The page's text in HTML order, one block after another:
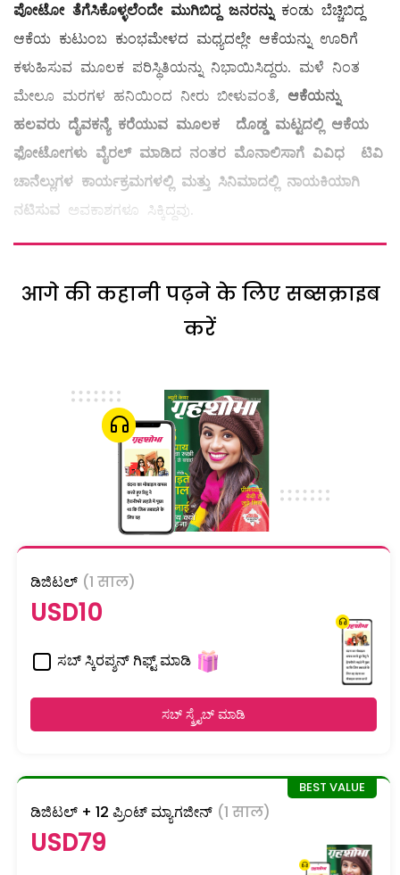
ಪೋಟೋ ತೆಗೆಸಿಕೊಳ್ಳಲೆಂದೇ ಮುಗಿಬಿದ್ದ ಜನರನ್ನುಕಂಡು ಬೆಚ್ಚಿಬಿದ್ದ
ಆಕೆಯ ಕುಟುಂಬ ಕುಂಭಮೇಳದ ಮಧ್ಯದಲ್ಲೇ ಆಕೆಯನ್ನು ಊರಿಗೆ
ಕಳುಹಿಸುವ ಮೂಲಕ ಪರಿಸ್ಥಿತಿಯನ್ನು ನಿಭಾಯಿಸಿದ್ದರು. ಮಳೆ ನಿಂತ
ಮೇಲೂ ಮರಗಳ ಹನಿಯಿಂದ ನೀರು ಬೀಳುವಂತೆ, ಆಕೆಯನ್ನು
ಹಲವರು ದೈವಕನ್ಯೆ ಕರೆಯುವ ಮೂಲಕ ದೊಡ್ಡ ಮಟ್ಟದಲ್ಲಿ ಆಕೆಯ
ಫೋಟೋಗಳು ವೈರಲ್‌ ಮಾಡಿದ ನಂತರ ಮೊನಾಲಿಸಾಗೆ ವಿವಿಧ ಟಿವಿ
ಚಾನೆಲ್ಲುಗಳ ಕಾರ್ಯಕ್ರಮಗಳಲ್ಲಿ ಮತ್ತು ಸಿನಿಮಾದಲ್ಲಿ ನಾಯಕಿಯಾಗಿ
ನಟಿಸುವ ಅವಕಾಶಗಳೂ ಸಿಕ್ಕಿದ್ದವು.
आगे की कहानी पढ़ने के लिए सब्सक्राइब
करें
ಡಿಜಿಟಲ್ (1 साल)
USD10
ಸಬ್ ಸ್ಕಿರಪ್ಶನ್ ಗಿಫ್ಟ್ ಮಾಡಿ
ಸಬ್ ಸ್ಕ್ರೈಬ್ ಮಾಡಿ
ಡಿಜಿಟಲ್ + 12 ಪ್ರಿಂಟ್ ಮ್ಯಾಗಜೀನ್ (1 साल)
USD79